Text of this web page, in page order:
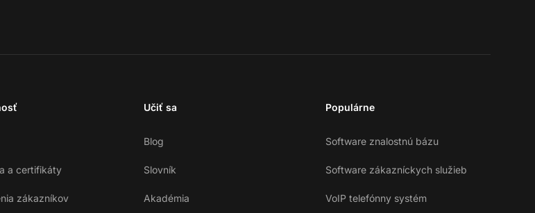
a certifikáty
zákazníkov
Učiť sa
Blog
Slovník
Akadémia
Populárne
Software znalostnú bázu
Software zákazníckych služieb
VoIP telefónny systém